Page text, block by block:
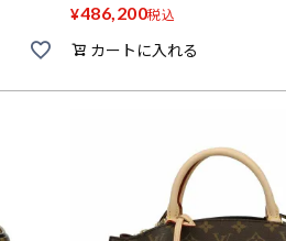
¥486,200税込
カートに入れる